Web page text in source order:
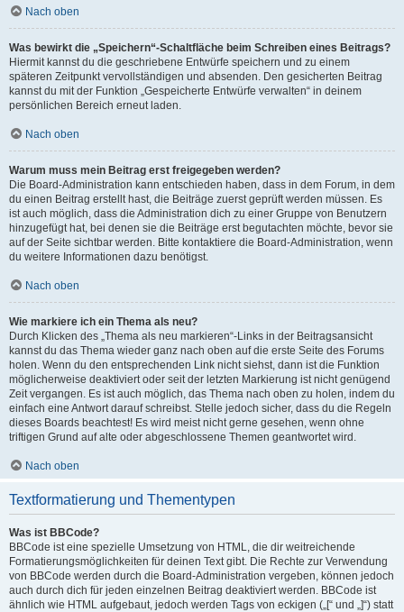
Nach oben
Was bewirkt die „Speichern“-Schaltfläche beim Schreiben eines Beitrags?
Hiermit kannst du die geschriebene Entwürfe speichern und zu einem
späteren Zeitpunkt vervollständigen und absenden. Den gesicherten Beitrag
kannst du mit der Funktion „Gespeicherte Entwürfe verwalten“ in deinem
persönlichen Bereich erneut laden.
Nach oben
Warum muss mein Beitrag erst freigegeben werden?
Die Board-Administration kann entschieden haben, dass in dem Forum, in dem
du einen Beitrag erstellt hast, die Beiträge zuerst geprüft werden müssen. Es
ist auch möglich, dass die Administration dich zu einer Gruppe von Benutzern
hinzugefügt hat, bei denen sie die Beiträge erst begutachten möchte, bevor sie
auf der Seite sichtbar werden. Bitte kontaktiere die Board-Administration, wenn
du weitere Informationen dazu benötigst.
Nach oben
Wie markiere ich ein Thema als neu?
Durch Klicken des „Thema als neu markieren“-Links in der Beitragsansicht
kannst du das Thema wieder ganz nach oben auf die erste Seite des Forums
holen. Wenn du den entsprechenden Link nicht siehst, dann ist die Funktion
möglicherweise deaktiviert oder seit der letzten Markierung ist nicht genügend
Zeit vergangen. Es ist auch möglich, das Thema nach oben zu holen, indem du
einfach eine Antwort darauf schreibst. Stelle jedoch sicher, dass du die Regeln
dieses Boards beachtest! Es wird meist nicht gerne gesehen, wenn ohne
triftigen Grund auf alte oder abgeschlossene Themen geantwortet wird.
Nach oben
Textformatierung und Thementypen
Was ist BBCode?
BBCode ist eine spezielle Umsetzung von HTML, die dir weitreichende
Formatierungsmöglichkeiten für deinen Text gibt. Die Rechte zur Verwendung
von BBCode werden durch die Board-Administration vergeben, können jedoch
auch durch dich für jeden einzelnen Beitrag deaktiviert werden. BBCode ist
ähnlich wie HTML aufgebaut, jedoch werden Tags von eckigen („[“ und „]“) statt